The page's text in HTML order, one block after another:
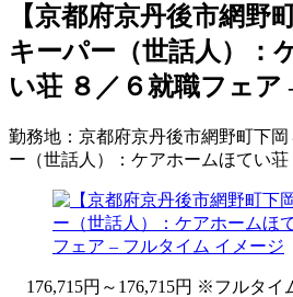
【京都府京丹後市網野
キーパー（世話人）：
い荘 ８／６就職フェア
勤務地： 京都府京丹後市網野町下岡
ー（世話人）：ケアホームほてい
176,715円～176,715円 ※フルタ